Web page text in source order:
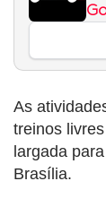
As
treinos
largada
Brasília.